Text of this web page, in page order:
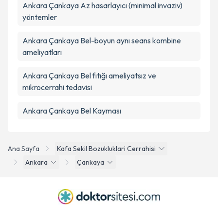
Ana Sayfa
Kafa Sekil Bozukluklari Cerrahisi
Ankara
Çankaya
Ankara Çankaya Az hasarlayıcı (minimal invaziv)
yöntemler
Ankara Çankaya Bel-boyun aynı seans kombine
ameliyatları
Ankara Çankaya Bel fıtığı ameliyatsız ve
mikrocerrahi tedavisi
Ankara Çankaya Bel Kayması